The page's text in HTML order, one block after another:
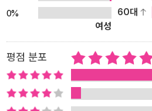
0%
60대
여성
평점 분포